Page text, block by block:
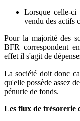
Lorsque celle-ci
vendu des actifs
Pour la majorité des
BFR correspondent
effet il s'agit de
La société doit donc
qu'elle possède assez
pénurie de fonds.
Les flux de trésorerie